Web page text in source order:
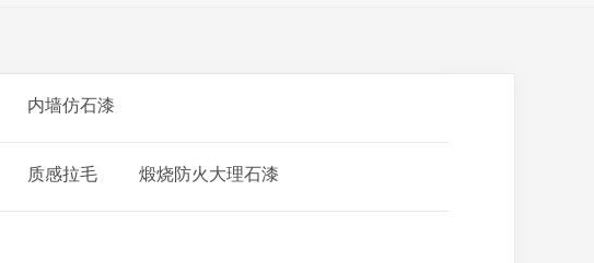
内墙仿石漆
质感拉毛 煅烧防火大理石漆